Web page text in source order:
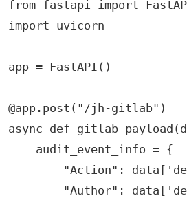
from fastapi import
import uvicorn
app = FastAPI()
@app.post("/jh-gitlab")
async def
    audit_event_info = {
"Action":
"Author":